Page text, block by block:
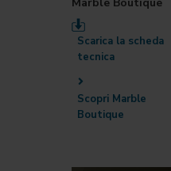
Scarica la scheda
tecnica
Scopri Marble
Boutique